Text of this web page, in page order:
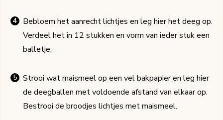
Bebloem het aanrecht lichtjes en leg hier het deeg op.
Verdeel het in 12 stukken en vorm van ieder stuk een
balletje.
Strooi wat maismeel op een vel bakpapier en leg hier
de deegballen met voldoende afstand van elkaar op.
Bestrooi de broodjes lichtjes met maismeel.